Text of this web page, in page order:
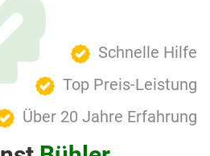
Schnelle Hilfe
Top Preis-Leistung
Über 20 Jahre Erfahrung